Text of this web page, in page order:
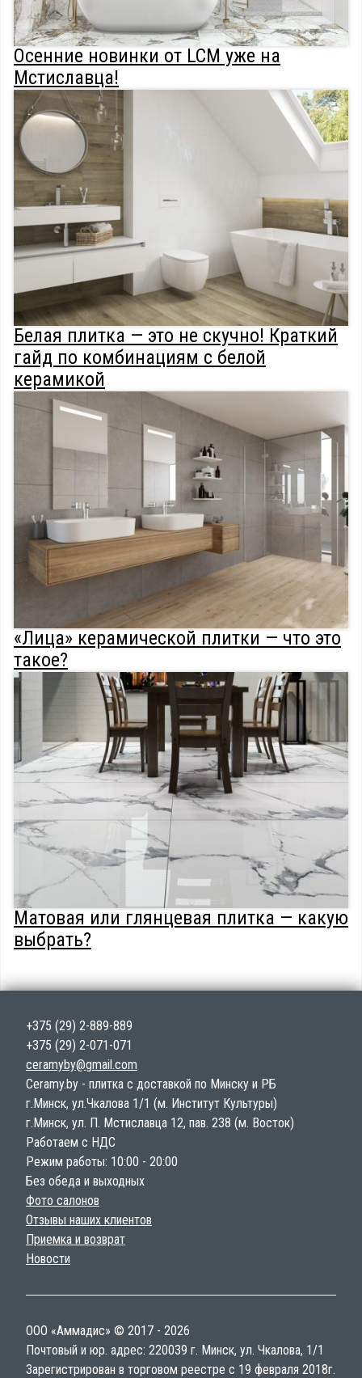
Осенние новинки от LCM уже на
Мстиславца!
Белая плитка — это не скучно! Краткий
гайд по комбинациям с белой
керамикой
«Лица» керамической плитки — что это
такое?
Матовая или глянцевая плитка — какую
выбрать?
+375 (29) 2-889-889
+375 (29) 2-071-071
ceramyby@gmail.com
Ceramy.by - плитка с доставкой по Минску и РБ
г.Минск, ул.Чкалова 1/1 (м. Институт Культуры)
г.Минск, ул. П. Мстиславца 12, пав. 238 (м. Восток)
Работаем с НДС
Режим работы: 10:00 - 20:00
Без обеда и выходных
Фото салонов
Отзывы наших клиентов
Приемка и возврат
Новости
ООО «Аммадис» © 2017 - 2026
Почтовый и юр. адрес: 220039 г. Минск, ул. Чкалова, 1/1
Зарегистрирован в торговом реестре с 19 февраля 2018г.